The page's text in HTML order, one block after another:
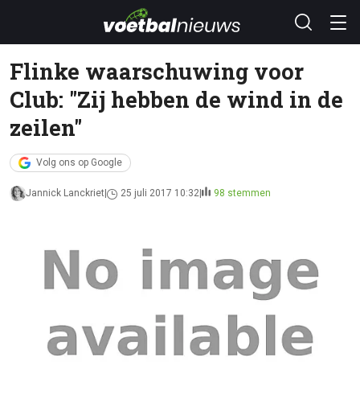
Flinke waarschuwing voor
Club: "Zij hebben de wind in de
zeilen"
Volg ons op Google
Jannick Lanckriet 25 juli 2017 10:32 98 stemmen